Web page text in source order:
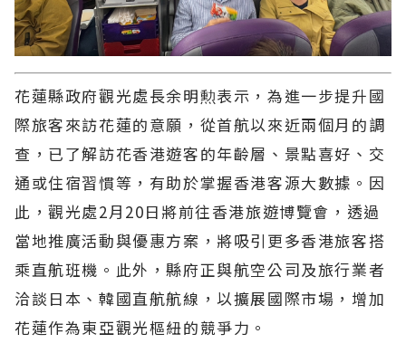
花蓮縣政府觀光處長余明勲表示，為進一步提升國
際旅客來訪花蓮的意願，從首航以來近兩個月的調
查，已了解訪花香港遊客的年齡層、景點喜好、交
通或住宿習慣等，有助於掌握香港客源大數據。因
此，觀光處2月20日將前往香港旅遊博覽會，透過
當地推廣活動與優惠方案，將吸引更多香港旅客搭
乘直航班機。此外，縣府正與航空公司及旅行業者
洽談日本、韓國直航航線，以擴展國際市場，增加
花蓮作為東亞觀光樞紐的競爭力。